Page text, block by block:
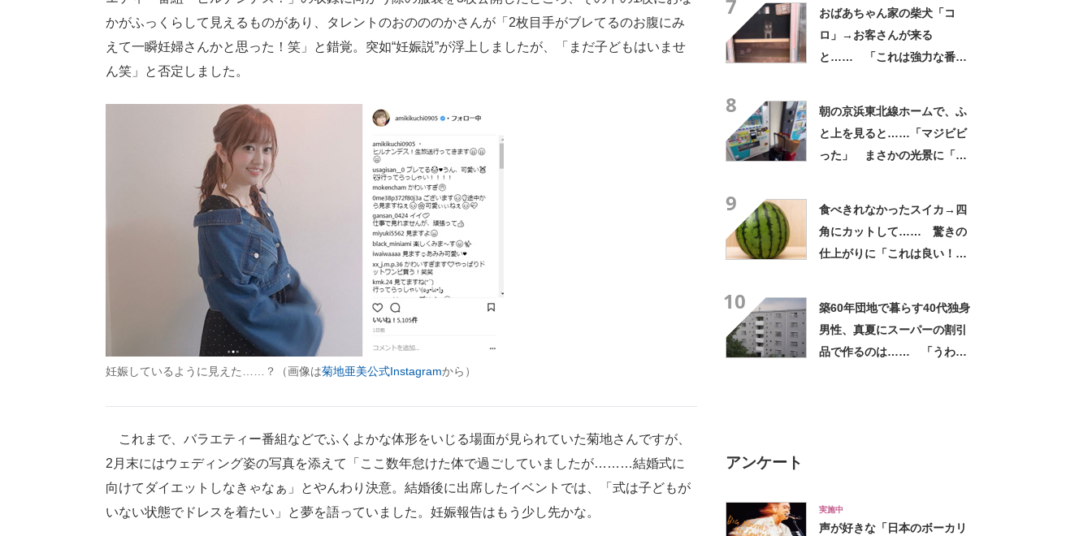
かがふっくらして見えるものがあり、タレントのおのののかさんが「2枚目手がブレてるのお腹にみ
えて一瞬妊婦さんかと思った！笑」と錯覚。突如“妊娠説”が浮上しましたが、「まだ子どもはいませ
ん笑」と否定しました。
妊娠しているように見えた……？（画像は菊地亜美公式Instagramから）
これまで、バラエティー番組などでふくよかな体形をいじる場面が見られていた菊地さんですが、
2月末にはウェディング姿の写真を添えて「ここ数年怠けた体で過ごしていましたが………結婚式に
向けてダイエットしなきゃなぁ」とやんわり決意。結婚後に出席したイベントでは、「式は子どもが
いない状態でドレスを着たい」と夢を語っていました。妊娠報告はもう少し先かな。
7
おばあちゃん家の柴犬「コ
ロ」→お客さんが来る
と…… 「これは強力な番犬
8
朝の京浜東北線ホームで、ふ
と上を見ると……「マジビビ
った」 まさかの光景に「こ
9
食べきれなかったスイカ→四
角にカットして…… 驚きの
仕上がりに「これは良い！」
10
築60年団地で暮らす40代独身
男性、真夏にスーパーの割引
品で作るのは…… 「うわ
アンケート
実施中
声が好きな「日本のボーカリ